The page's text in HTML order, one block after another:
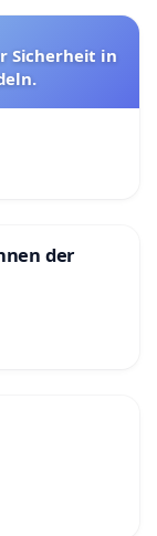
Sicherheit in
der